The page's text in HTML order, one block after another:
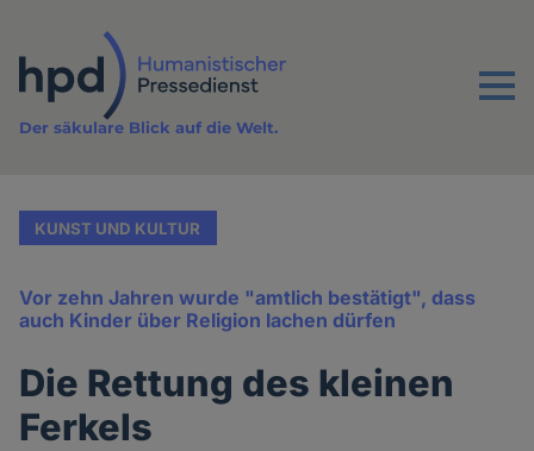
Inhalt
Menu
Der säkulare Blick auf die Welt.
KUNST UND KULTUR
Vor zehn Jahren wurde "amtlich bestätigt", dass
auch Kinder über Religion lachen dürfen
Die Rettung des kleinen
Ferkels